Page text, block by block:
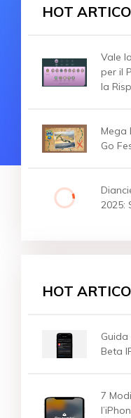
HOT
Vale
per il
la
Mega
Go
2025:
HOT
Beta
7